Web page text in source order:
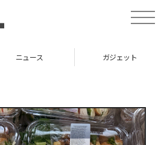
toggle
ニュース ガジェット